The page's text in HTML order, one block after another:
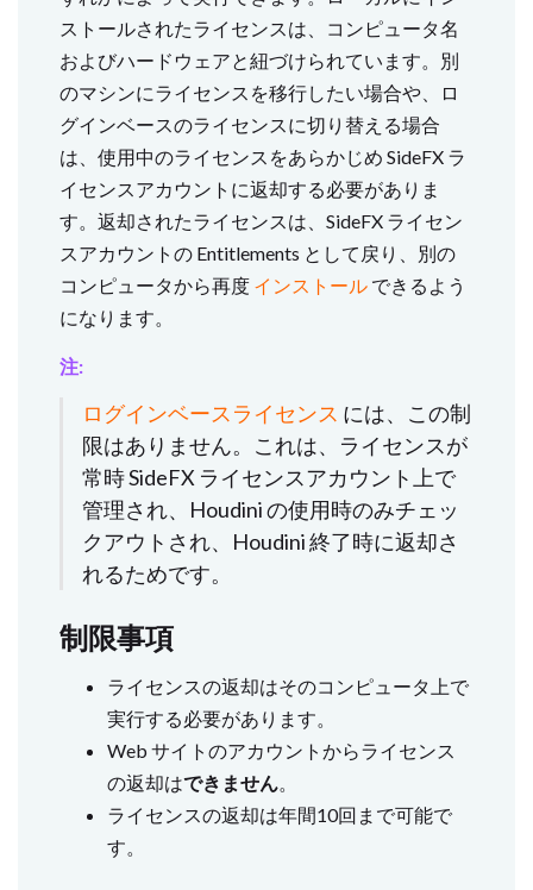
ストールされたライセンスは、コンピュータ名
およびハードウェアと紐づけられています。別
のマシンにライセンスを移行したい場合や、ロ
グインベースのライセンスに切り替える場合
は、使用中のライセンスをあらかじめ SideFX ラ
イセンスアカウントに返却する必要がありま
す。返却されたライセンスは、SideFX ライセン
スアカウントの Entitlements として戻り、別の
コンピュータから再度 インストール できるよう
になります。
注:
ログインベースライセンス には、この制
限はありません。これは、ライセンスが
常時 SideFX ライセンスアカウント上で
管理され、Houdini の使用時のみチェッ
クアウトされ、Houdini 終了時に返却さ
れるためです。
制限事項
ライセンスの返却はそのコンピュータ上で
実行する必要があります。
Web サイトのアカウントからライセンス
の返却はできません
ライセンスの返却は年間10回まで可能で
す。